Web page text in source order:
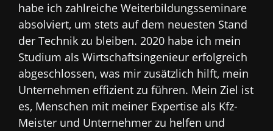
habe ich zahlreiche Weiterbildungsseminare
absolviert, um stets auf dem neuesten Stand
der Technik zu bleiben. 2020 habe ich mein
Studium als Wirtschaftsingenieur erfolgreich
abgeschlossen, was mir zusätzlich hilft, mein
Unternehmen effizient zu führen. Mein Ziel ist
es, Menschen mit meiner Expertise als Kfz-
Meister und Unternehmer zu helfen und